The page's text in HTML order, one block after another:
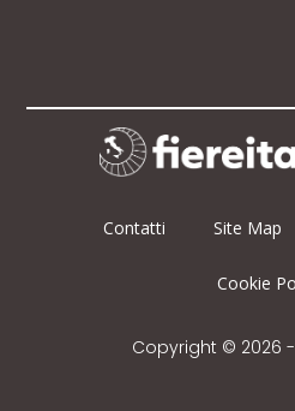
Contatti Site Map
Cookie
Copyright © 2026